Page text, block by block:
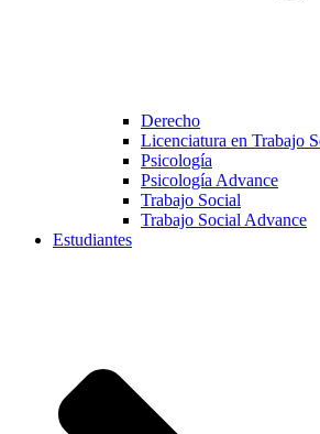
Derecho
Licenciatura en Trabajo
Psicología
Psicología Advance
Trabajo Social
Trabajo Social Advance
Estudiantes